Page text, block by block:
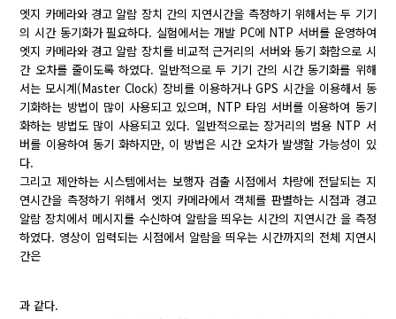
엣지 카메라와 경고 알람 장치 간의 지연시간을 측정하기 위해서는 두 기기
의 시간 동기화가 필요하다. 실험에서는 개발 PC에 NTP 서버를 운영하여
엣지 카메라와 경고 알람 장치를 비교적 근거리의 서버와 동기 화함으로 시
간 오차를 줄이도록 하였다. 일반적으로 두 기기 간의 시간 동기화를 위해
서는 모시계(Master Clock) 장비를 이용하거나 GPS 시간을 이용해서 동
기화하는 방법이 많이 사용되고 있으며, NTP 타임 서버를 이용하여 동기
화하는 방법도 많이 사용되고 있다. 일반적으로는 장거리의 범용 NTP 서
버를 이용하여 동기 화하지만, 이 방법은 시간 오차가 발생할 가능성이 있
다.
그리고 제안하는 시스템에서는 보행자 검출 시점에서 차량에 전달되는 지
연시간을 측정하기 위해서 엣지 카메라에서 객체를 판별하는 시점과 경고
알람 장치에서 메시지를 수신하여 알람을 띄우는 시간의 지연시간 을 측정
하였다. 영상이 입력되는 시점에서 알람을 띄우는 시간까지의 전체 지연시
간은
과 같다.